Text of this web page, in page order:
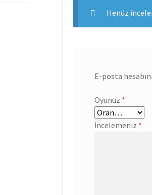
Henüz
E-posta
Oyunuz *
İncelemeniz *